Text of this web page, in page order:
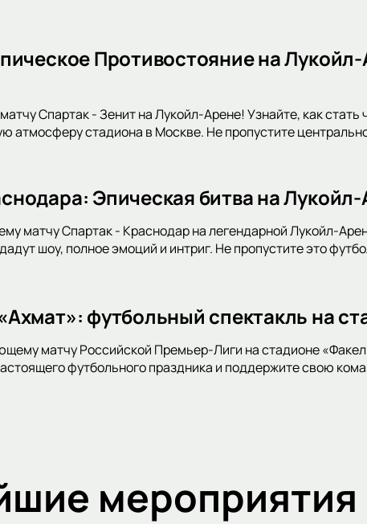
Противостояние на
Спартак - Зенит на Лукойл-Арене! Узнайте, как стать
атмосферу стадиона в Москве. Не пропустите
Эпическая битва на
матчу Спартак - Краснодар на легендарной Лукойл-
шоу, полное эмоций и интриг. Не пропустите это
футбольный спектакль на
матчу Российской Премьер-Лиги на стадионе
футбольного праздника и поддержите свою
мероприятия